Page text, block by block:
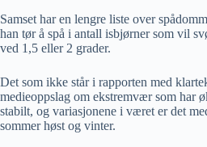
Samset har en lengre liste over
han tør å spå i antall isbjørner som vil
ved 1,5 eller 2 grader.
Det som ikke står i rapporten med
medieoppslag om ekstremvær som har
stabilt, og variasjonene i været er det
sommer høst og vinter.